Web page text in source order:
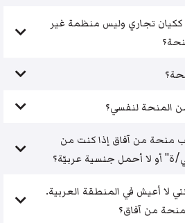
تجاري وليس منظمة غير
المنحة لنفسي؟
منحة من آفاق إذا كنت من
ة" أو لا أحمل جنسية عربيّة؟
لا أعيش في المنطقة العربية.
من آفاق؟